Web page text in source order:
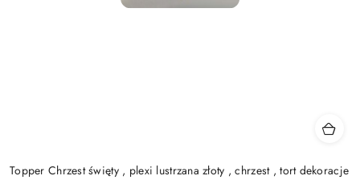
Topper Chrzest święty , plexi lustrzana złoty , chrzest , tort dekoracje